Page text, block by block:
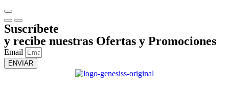
Suscríbete
y recibe nuestras Ofertas y Promociones
Email
ENVIAR